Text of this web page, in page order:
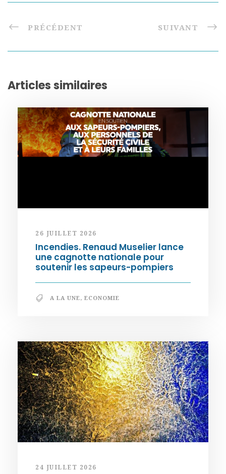
PRÉCÉDENT SUIVANT
Articles similaires
26 JUILLET 2026
Incendies. Renaud Muselier lance
une cagnotte nationale pour
soutenir les sapeurs-pompiers
A LA UNE, ECONOMIE
24 JUILLET 2026